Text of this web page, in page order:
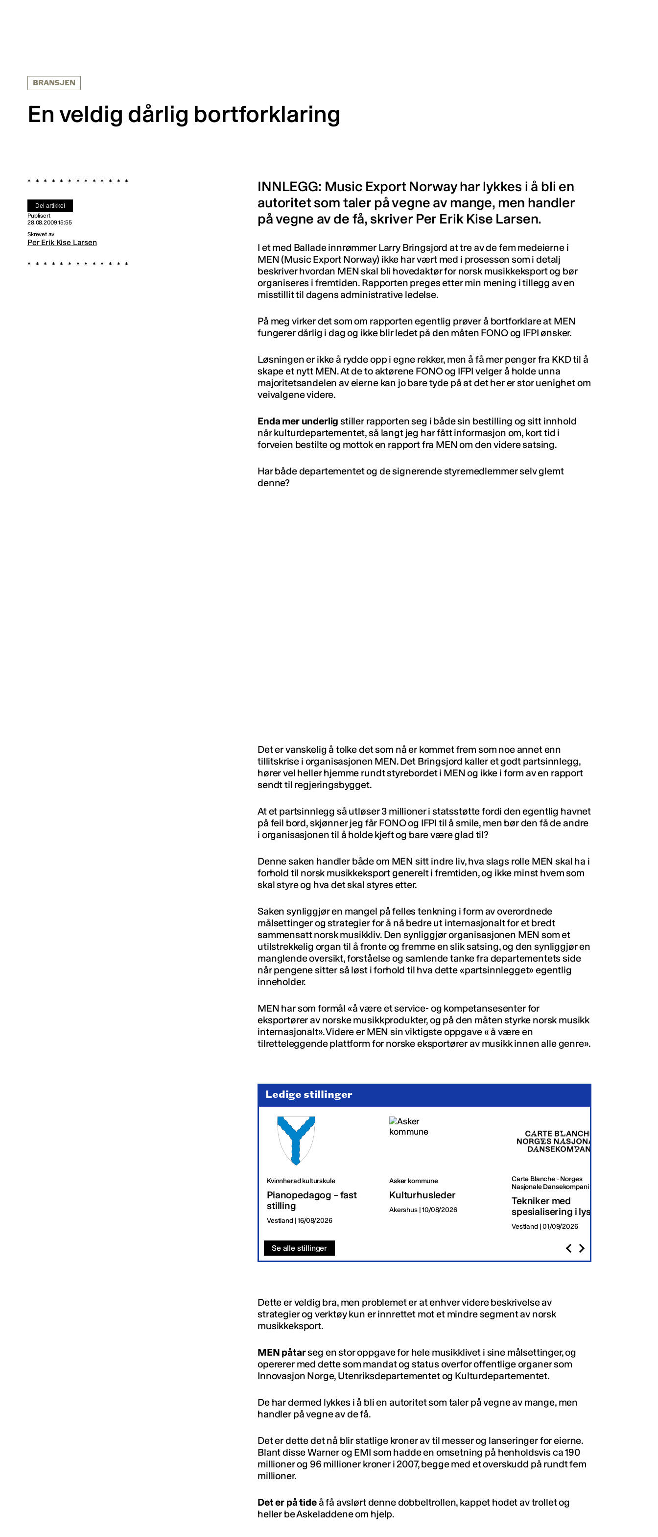
BRANSJEN
En veldig dårlig bortforklaring
Del artikkel
Publisert
28.08.2009 15:55
Skrevet av
Per Erik Kise Larsen
INNLEGG: Music Export Norway har lykkes i å bli en
autoritet som taler på vegne av mange, men handler
på vegne av de få, skriver Per Erik Kise Larsen.
I et med Ballade innrømmer Larry Bringsjord at tre av de fem medeierne i
MEN (Music Export Norway) ikke har vært med i prosessen som i detalj
beskriver hvordan MEN skal bli hovedaktør for norsk musikkeksport og bør
organiseres i fremtiden. Rapporten preges etter min mening i tillegg av en
misstillit til dagens administrative ledelse.
På meg virker det som om rapporten egentlig prøver å bortforklare at MEN
fungerer dårlig i dag og ikke blir ledet på den måten FONO og IFPI ønsker.
Løsningen er ikke å rydde opp i egne rekker, men å få mer penger fra KKD til å
skape et nytt MEN. At de to aktørene FONO og IFPI velger å holde unna
majoritetsandelen av eierne kan jo bare tyde på at det her er stor uenighet om
veivalgene videre.
Enda mer underlig stiller rapporten seg i både sin bestilling og sitt innhold
når kulturdepartementet, så langt jeg har fått informasjon om, kort tid i
forveien bestilte og mottok en rapport fra MEN om den videre satsing.
Har både departementet og de signerende styremedlemmer selv glemt
denne?
Det er vanskelig å tolke det som nå er kommet frem som noe annet enn
tillitskrise i organisasjonen MEN. Det Bringsjord kaller et godt partsinnlegg,
hører vel heller hjemme rundt styrebordet i MEN og ikke i form av en rapport
sendt til regjeringsbygget.
At et partsinnlegg så utløser 3 millioner i statsstøtte fordi den egentlig havnet
på feil bord, skjønner jeg får FONO og IFPI til å smile, men bør den få de andre
i organisasjonen til å holde kjeft og bare være glad til?
Denne saken handler både om MEN sitt indre liv, hva slags rolle MEN skal ha i
forhold til norsk musikkeksport generelt i fremtiden, og ikke minst hvem som
skal styre og hva det skal styres etter.
Saken synliggjør en mangel på felles tenkning i form av overordnede
målsettinger og strategier for å nå bedre ut internasjonalt for et bredt
sammensatt norsk musikkliv. Den synliggjør organisasjonen MEN som et
utilstrekkelig organ til å fronte og fremme en slik satsing, og den synliggjør en
manglende oversikt, forståelse og samlende tanke fra departementets side
når pengene sitter så løst i forhold til hva dette «partsinnlegget» egentlig
inneholder.
MEN har som formål «å være et service- og kompetansesenter for
eksportører av norske musikkprodukter, og på den måten styrke norsk musikk
internasjonalt». Videre er MEN sin viktigste oppgave « å være en
tilretteleggende plattform for norske eksportører av musikk innen alle genre».
Ledige stillinger
Kvinnherad kulturskule
Pianopedagog – fast
stilling
Vestland | 16/08/2026
Asker kommune
Kulturhusleder
Akershus | 10/08/2026
Carte Blanche - Norges
Nasjonale Dansekompani
Tekniker med
spesialisering i lys
Vestland | 01/09/2026
Se alle stillinger
Dette er veldig bra, men problemet er at enhver videre beskrivelse av
strategier og verktøy kun er innrettet mot et mindre segment av norsk
musikkeksport.
MEN påtarseg en stor oppgave for hele musikklivet i sine målsettinger, og
opererer med dette som mandat og status overfor offentlige organer som
Innovasjon Norge, Utenriksdepartementet og Kulturdepartementet.
De har dermed lykkes i å bli en autoritet som taler på vegne av mange, men
handler på vegne av de få.
Det er dette det nå blir statlige kroner av til messer og lanseringer for eierne.
Blant disse Warner og EMI som hadde en omsetning på henholdsvis ca 190
millioner og 96 millioner kroner i 2007, begge med et overskudd på rundt fem
millioner.
Det er på tideå få avslørt denne dobbeltrollen, kappet hodet av trollet og
heller be Askeladdene om hjelp.